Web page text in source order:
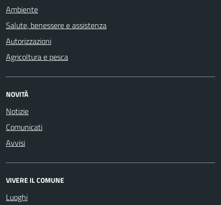
Ambiente
Salute, benessere e assistenza
Autorizzazioni
Agricoltura e pesca
NOVITÀ
Notizie
Comunicati
Avvisi
VIVERE IL COMUNE
Luoghi